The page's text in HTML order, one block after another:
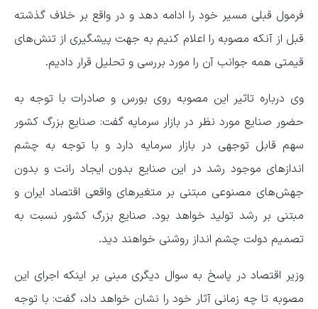
فرمول قبلی مسیر خود را ادامه دهد و در واقع بر خلاف گذشته
قبل از آنکه مصوبه را اعلام کنیم به جهت پیشگیری از تنش‌های
قیمتی همه جوانب آن را مورد بررسی و تحلیل قرار دادیم.
وی درباره تاثیر این مصوبه روی بورس و صادرات با توجه به
حضور صنایع مورد نظر در بازار سرمایه گفت: صنایع بزرگ کشور
سهم قابل توجهی در بازار سرمایه دارد و با توجه به چشم
اندازهای موجود رشد در این صنایع بدون ایجاد رانت و بدون
جهش‌های مصنوعی مبتنی بر متغیرهای واقعی اقتصاد ایران و
مبتنی بر رشد تولید خواهد بود. صنایع بزرگ کشور نسبت به
تصمیم دولت چشم انداز روشنی خواهند دید.
وزیر اقتصاد در پاسخ به سوال دیگری مبنی بر اینکه اجرای این
مصوبه تا چه زمانی آثار خود را نشان خواهد داد، گفت: با توجه